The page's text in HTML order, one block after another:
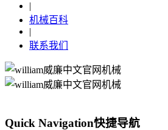
|
机械百科
|
联系我们
Quick Navigation快捷导航